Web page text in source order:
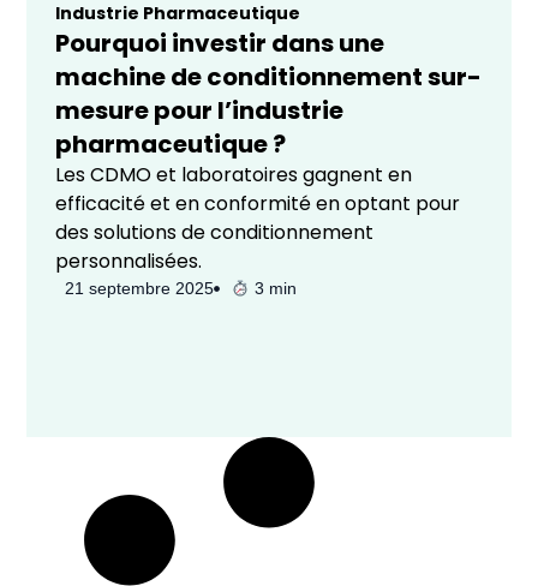
Industrie Pharmaceutique
Pourquoi investir dans une
machine de conditionnement sur-
mesure pour l’industrie
pharmaceutique ?
Les CDMO et laboratoires gagnent en
efficacité et en conformité en optant pour
des solutions de conditionnement
personnalisées.
21 septembre 2025 3 min